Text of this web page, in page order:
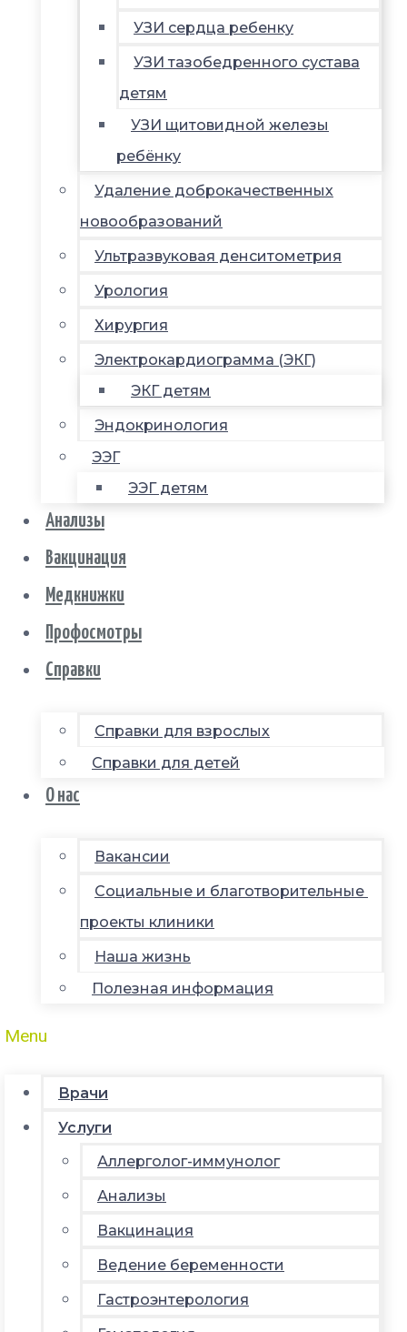
УЗИ сердца ребенку
УЗИ тазобедренного сустава
детям
УЗИ щитовидной железы
ребёнку
Удаление доброкачественных
новообразований
Ультразвуковая денситометрия
Урология
Хирургия
Электрокардиограмма (ЭКГ)
ЭКГ детям
Эндокринология
ЭЭГ
ЭЭГ детям
Анализы
Вакцинация
Медкнижки
Профосмотры
Справки
Справки для взрослых
Справки для детей
О нас
Вакансии
Социальные и благотворительные
проекты клиники
Наша жизнь
Полезная информация
Menu
Врачи
Услуги
Аллерголог-иммунолог
Анализы
Вакцинация
Ведение беременности
Гастроэнтерология